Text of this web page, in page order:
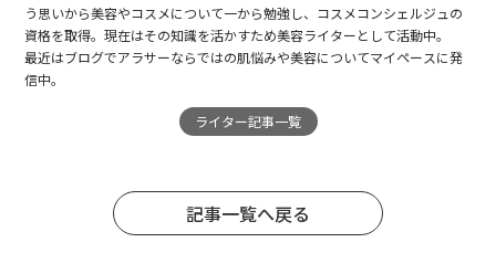
う思いから美容やコスメについて一から勉強し、コスメコンシェルジュの
資格を取得。現在はその知識を活かすため美容ライターとして活動中。
最近はブログでアラサーならではの肌悩みや美容についてマイペースに発
信中。
ライター記事一覧
記事一覧へ戻る